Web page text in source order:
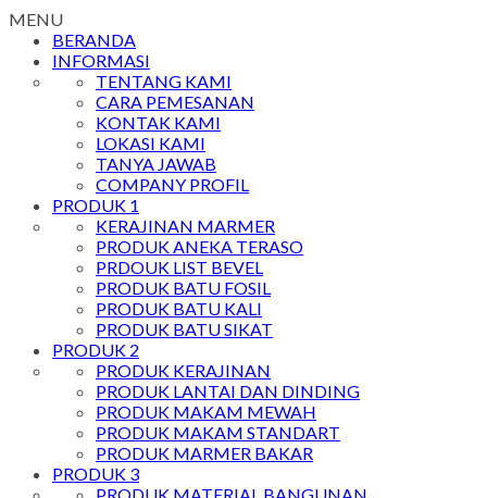
MENU
BERANDA
INFORMASI
TENTANG KAMI
CARA PEMESANAN
KONTAK KAMI
LOKASI KAMI
TANYA JAWAB
COMPANY PROFIL
PRODUK 1
KERAJINAN MARMER
PRODUK ANEKA TERASO
PRDOUK LIST BEVEL
PRODUK BATU FOSIL
PRODUK BATU KALI
PRODUK BATU SIKAT
PRODUK 2
PRODUK KERAJINAN
PRODUK LANTAI DAN DINDING
PRODUK MAKAM MEWAH
PRODUK MAKAM STANDART
PRODUK MARMER BAKAR
PRODUK 3